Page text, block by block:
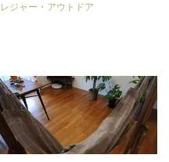
レジャー・アウトドア